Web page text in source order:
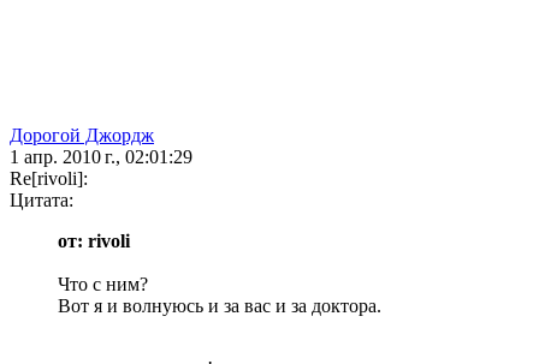
Дорогой Джордж
1 апр. 2010 г., 02:01:29
Re[rivoli]:
Цитата:
от: rivoli
Что с ним?
Вот я и волнуюсь и за вас и за доктора.